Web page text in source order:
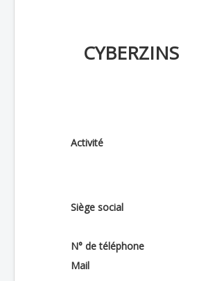
CYBERZINS
Activité
Siège social
N° de téléphone
Mail